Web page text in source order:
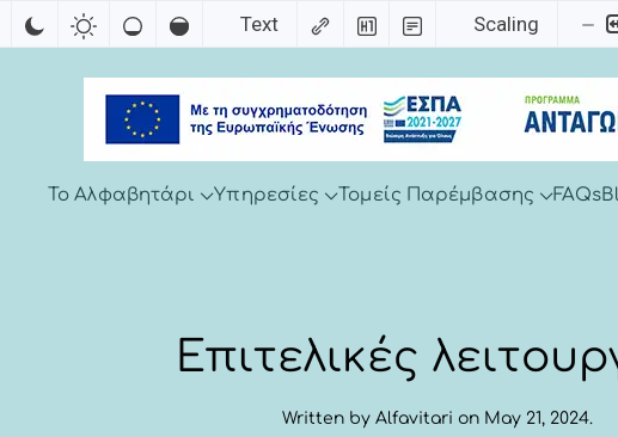
Text Scaling
Το Αλφαβητάρι Υπηρεσίες Τομείς Παρέμβασης FAQs
Επιτελικές
Written by Alfavitari on May 21, 2024.